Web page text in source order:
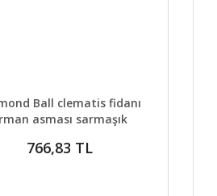
GELİNCE HABER VER
Ball clematis fidanı
asması sarmaşık
766,83 TL